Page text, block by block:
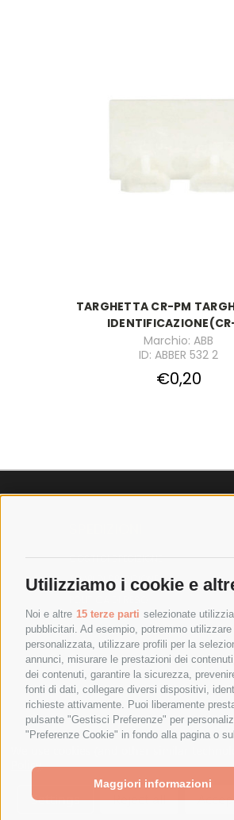
Utilizziamo i cookie e
Noi e altre 15 terze parti selezionate
pubblicitari. Ad esempio, potremmo
personalizzata, utilizzare profili per la
annunci, misurare le prestazioni dei
dei contenuti, garantire la sicurezza,
fonti di dati, collegare diversi dispositivi,
richieste attivamente. Puoi liberamente
pulsante "Gestisci Preferenze" per
"Preferenze Cookie" in fondo alla pagina o
Maggiori informazioni
TARGHETTA CR-PM
Marchio: ABB
ID: ABBER 532 2
€0,20
COSTI DI SPEDIZIONE
TEMPI DI SPEDIZIONE
Policy.
Settings Reject all